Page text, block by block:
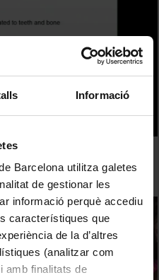
Informació
Barcelona utilitza galetes
de gestionar les
informació perquè accediu
característiques que
de la d’altres
(analitzar com
amb finalitats de
a scientist? - Eddie